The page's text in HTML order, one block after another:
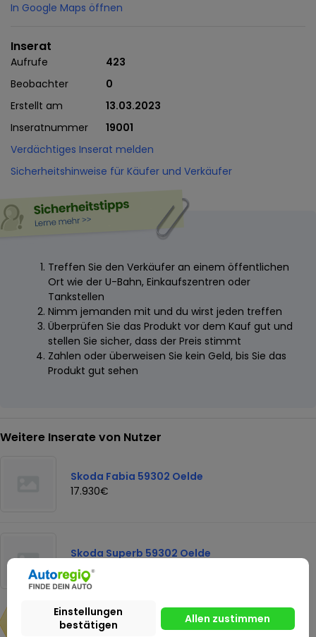
In Google Maps öffnen
Inserat
Aufrufe
423
Beobachter
0
Erstellt am
13.03.2023
Inseratnummer
19001
Verdächtiges Inserat melden
Sicherheitshinweise für Käufer und Verkäufer
Treffen Sie den Verkäufer an einem öffentlichen
Ort wie der U-Bahn, Einkaufszentren oder
Tankstellen
Nimm jemanden mit und du wirst jeden treffen
Überprüfen Sie das Produkt vor dem Kauf gut und
stellen Sie sicher, dass der Preis stimmt
Zahlen oder überweisen Sie kein Geld, bis Sie das
Produkt gut sehen
Weitere Inserate von Nutzer
Skoda Fabia 59302 Oelde
17.930€
Skoda Superb 59302 Oelde
42.920€
41.930€